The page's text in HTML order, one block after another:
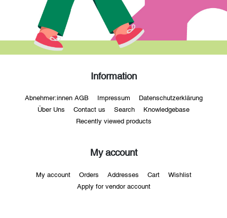
Information
Abnehmer:innen AGB Impressum Datenschutzerklärung
Über Uns Contact us Search Knowledgebase
Recently viewed products
My account
My account Orders Addresses Cart Wishlist
Apply for vendor account